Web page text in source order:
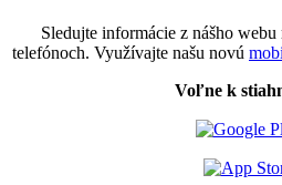
Sledujte informácie z nášho
telefónoch. Využívajte našu novú
Voľne k